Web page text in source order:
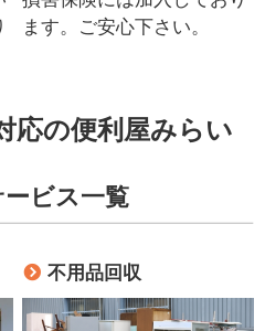
ます。ご安心下さい。
応の便利屋みらい
ビス一覧
不用品回収